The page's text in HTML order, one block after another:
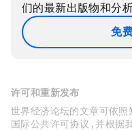
们的最新出版物和分析
免
许可和重新发布
世界经济论坛的文章可依
国际公共许可协议 , 并根据